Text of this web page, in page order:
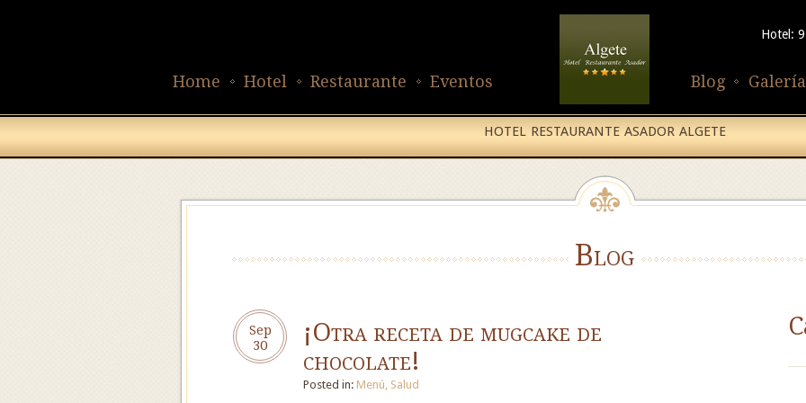
Hotel:
Home Hotel Restaurante Eventos Galería
Blog
HOTEL RESTAURANTE ASADOR ALGETE
Blog
Sep
30
¡Otra receta de mugcake de
chocolate!
Posted in: Menú, Salud